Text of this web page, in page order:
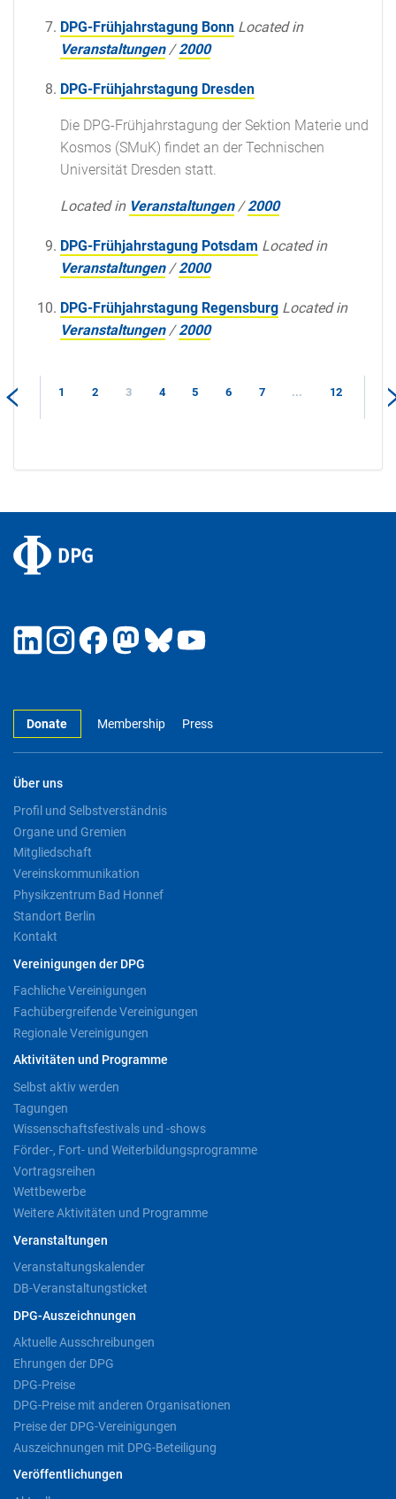
DPG-Frühjahrstagung Bonn Located in
Veranstaltungen /2000
DPG-Frühjahrstagung Dresden
Die DPG-Frühjahrstagung der Sektion Materie und
Kosmos (SMuK) findet an der Technischen
Universität Dresden statt.
Located in Veranstaltungen /2000
DPG-Frühjahrstagung Potsdam Located in
Veranstaltungen /2000
DPG-Frühjahrstagung Regensburg Located in
Veranstaltungen /2000
1 2 3 4 5 6 7 ... 12
Donate Membership Press
Über uns
Profil und Selbstverständnis
Organe und Gremien
Mitgliedschaft
Vereinskommunikation
Physikzentrum Bad Honnef
Standort Berlin
Kontakt
Vereinigungen der DPG
Fachliche Vereinigungen
Fachübergreifende Vereinigungen
Regionale Vereinigungen
Aktivitäten und Programme
Selbst aktiv werden
Tagungen
Wissenschaftsfestivals und -shows
Förder-, Fort- und Weiterbildungsprogramme
Vortragsreihen
Wettbewerbe
Weitere Aktivitäten und Programme
Veranstaltungen
Veranstaltungskalender
DB-Veranstaltungsticket
DPG-Auszeichnungen
Aktuelle Ausschreibungen
Ehrungen der DPG
DPG-Preise
DPG-Preise mit anderen Organisationen
Preise der DPG-Vereinigungen
Auszeichnungen mit DPG-Beteiligung
Veröffentlichungen